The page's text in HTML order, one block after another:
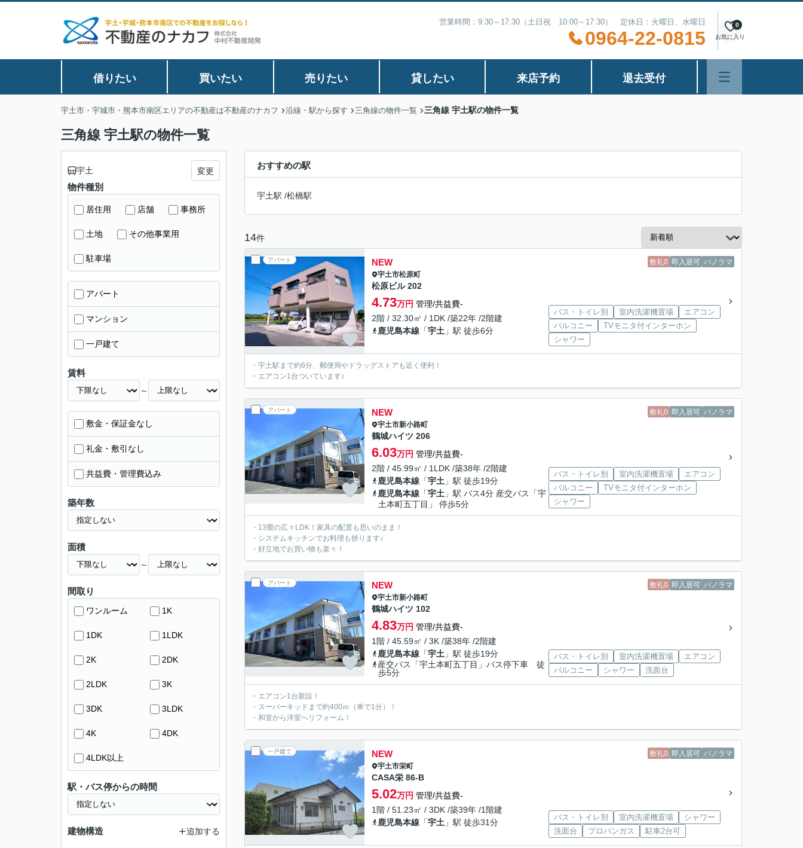
営業時間：9:30～17:30（土日祝 10:00～17:30） 定休日：火曜日、水曜日
0964-22-0815 お気に入り
0
借りたい 買いたい 売りたい 貸したい 来店予約 退去受付
宇土市・宇城市・熊本市南区エリアの不動産は不動産のナカフ 沿線・駅から探す 三角線の物件一覧 三角線 宇土駅の物件一覧
三角線 宇土駅の物件一覧
おすすめの駅
宇土駅 /松橋駅
14件
アパート 敷礼0 即入居可 パノラマ
NEW
宇土市松原町
松原ビル 202
4.73万円 管理/共益費-
2階 / 32.30㎡ / 1DK /築22年 /2階建
鹿児島本線 「宇土 」駅 徒歩6分
バス・トイレ別 室内洗濯機置場
エアコン
バルコニー
TVモニタ付インターホン
シャワー
・宇土駅まで約6分、郵便局やドラッグストアも近く便利！
・エアコン1台ついています♪
アパート 敷礼0 即入居可 パノラマ
NEW
宇土市新小路町
鶴城ハイツ 206
6.03万円 管理/共益費-
2階 / 45.99㎡ / 1LDK /築38年 /2階建
鹿児島本線 「宇土 」駅 徒歩19分
鹿児島本線 「宇土 」駅 バス4分 産交バス「宇
土本町五丁目」 停歩5分
バス・トイレ別 室内洗濯機置場
エアコン
バルコニー
TVモニタ付インターホン
シャワー
・13畳の広々LDK！家具の配置も思いのまま！
・システムキッチンでお料理も捗ります♪
・好立地でお買い物も楽々！
アパート 敷礼0 即入居可 パノラマ
NEW
宇土市新小路町
鶴城ハイツ 102
4.83万円 管理/共益費-
1階 / 45.59㎡ / 3K /築38年 /2階建
鹿児島本線 「宇土 」駅 徒歩19分
産交バス「宇土本町五丁目」バス停下車 徒
歩5分
バス・トイレ別 室内洗濯機置場
エアコン
バルコニー
シャワー 洗面台
・エアコン1台新設！
・スーパーキッドまで約400ｍ（車で1分）！
・和室から洋室へリフォーム！
一戸建て 敷礼0 即入居可 パノラマ
NEW
宇土市栄町
CASA栄 86-B
5.02万円 管理/共益費-
1階 / 51.23㎡ / 3DK /築39年 /1階建
鹿児島本線 「宇土 」駅 徒歩31分
バス・トイレ別 室内洗濯機置場
シャワー
洗面台
プロパンガス 駐車2台可
宇土 変更
物件種別
居住用 店舗 事務所
土地 その他事業用
駐車場
アパート
マンション
一戸建て
賃料
～
敷金・保証金なし
礼金・敷引なし
共益費・管理費込み
築年数
面積
～
間取り
ワンルーム 1K
1DK 1LDK
2K 2DK
2LDK 3K
3DK 3LDK
4K 4DK
4LDK以上
駅・バス停からの時間
建物構造 追加する